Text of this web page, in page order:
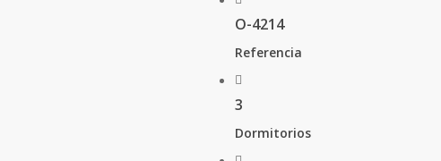
O-4214
Referencia
3
Dormitorios